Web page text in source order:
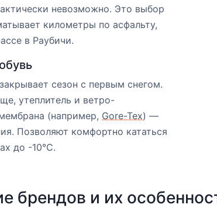
невозможно. Это выбор
километры по асфальту,
в Раубичи.
сезон с первым снегом.
утеплитель и ветро-
(например, Gore-Tex) —
Позволяют комфортно кататься
до -10°C.
брендов и их